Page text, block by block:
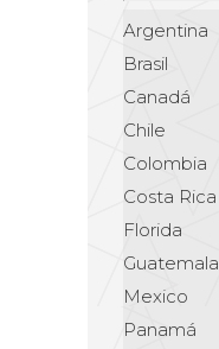
Argentina
Brasil
Canadá
Chile
Colombia
Costa Rica
Florida
Guatemala
Mexico
Panamá